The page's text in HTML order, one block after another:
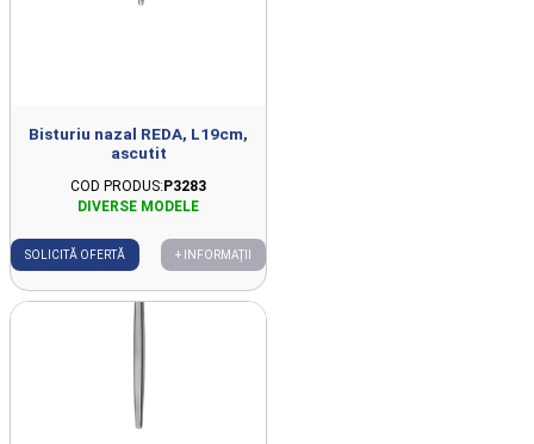
Bisturiu nazal REDA, L19cm,
ascutit
COD PRODUS:P3283
SOLICITĂ OFERTĂ + INFORMAȚII